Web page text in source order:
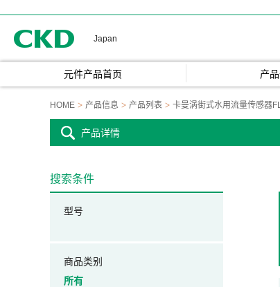
Japan
元件产品首页 产
HOME 产品信息 产品列表 卡曼涡街式水用流量传感器
产品详情
搜索条件
型号
商品类别
所有